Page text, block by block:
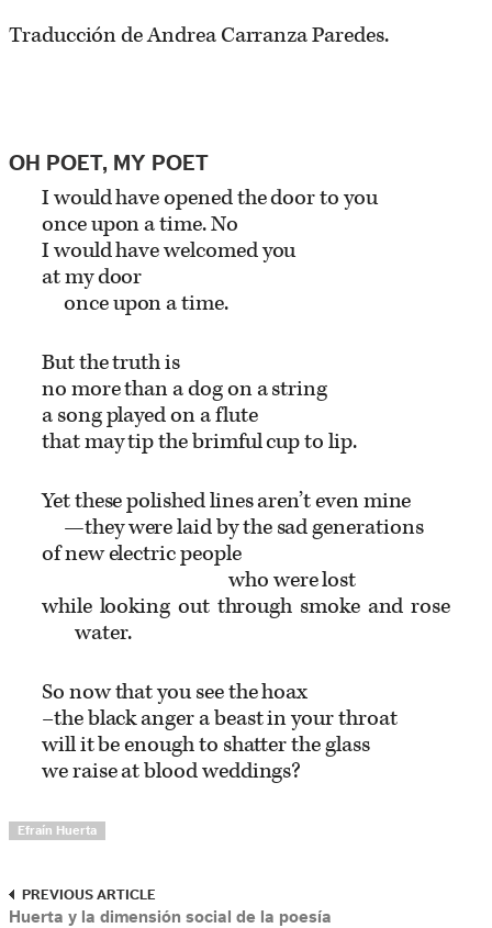
Traducción de Andrea Carranza Paredes.
OH POET, MY POET
I would have opened the door to you
once upon a time. No
I would have welcomed you
at my door
once upon a time.
But the truth is
no more than a dog on a string
a song played on a flute
that may tip the brimful cup to lip.
Yet these polished lines aren’t even mine
—they were laid by the sad generations
of new electric people
who were lost
while looking out through smoke and rose
water.
So now that you see the hoax
–the black anger a beast in your throat
will it be enough to shatter the glass
we raise at blood weddings?
Efraín Huerta
PREVIOUS ARTICLE
Huerta y la dimensión social de la poesía